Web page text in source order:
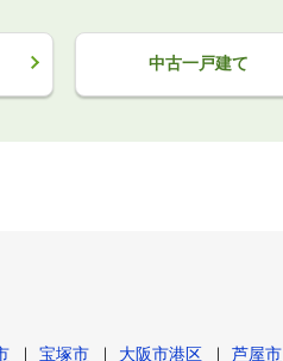
中古一戸建て
宝塚市 大阪市港区
芦屋市